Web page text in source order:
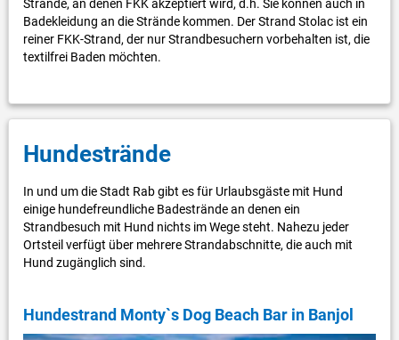
Strände, an denen FKK akzeptiert wird, d.h. Sie können auch in
Badekleidung an die Strände kommen. Der Strand Stolac ist ein
reiner FKK-Strand, der nur Strandbesuchern vorbehalten ist, die
textilfrei Baden möchten.
Hundestrände
In und um die Stadt Rab gibt es für Urlaubsgäste mit Hund
einige hundefreundliche Badestrände an denen ein
Strandbesuch mit Hund nichts im Wege steht. Nahezu jeder
Ortsteil verfügt über mehrere Strandabschnitte, die auch mit
Hund zugänglich sind.
Hundestrand Monty`s Dog Beach Bar in Banjol